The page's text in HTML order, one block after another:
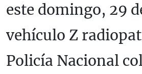
este domingo, 29
vehículo Z
Policía Nacional